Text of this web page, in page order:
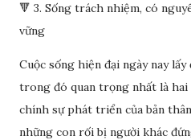
🔻 3. Sống trách nhiệm, có
vững
Cuộc sống hiện đại ngày nay
trong đó quan trọng nhất là hai
chính sự phát triển của bản
những con rối bị người khác